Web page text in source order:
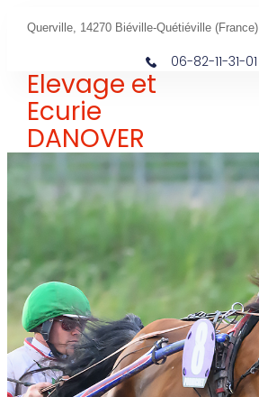
Querville, 14270 Biéville-Quétiéville (France)
06-82-11-31-01
Elevage et
Ecurie
DANOVER